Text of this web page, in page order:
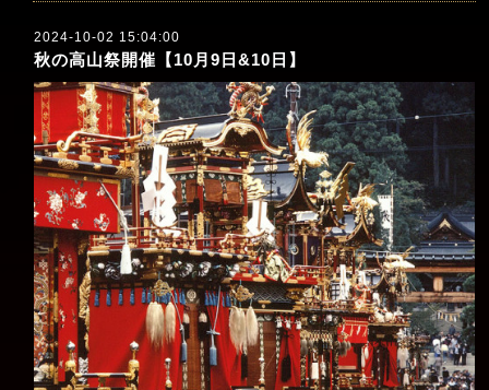
2024-10-02 15:04:00
秋の高山祭開催【10月9日&10日】